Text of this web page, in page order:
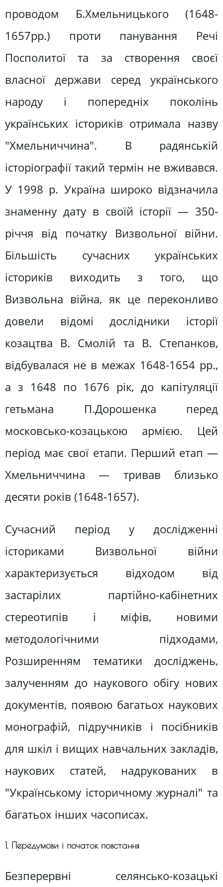
проводом Б.Хмельницького (1648-
1657pp.) проти панування Речі
Посполитої та за створення своєї
власної держави серед українського
народу і попередніх поколінь
українських істориків отримала назву
"Хмельниччина". В радянській
історіографії такий термін не вживався.
У 1998 р. Україна широко відзначила
знаменну дату в своїй історії — 350-
річчя від початку Визвольної війни.
Більшість сучасних українських
істориків виходить з того, що
Визвольна війна, як це переконливо
довели відомі дослідники історії
козацтва В. Смолій та В. Степанков,
відбувалася не в межах 1648-1654 pp.,
а з 1648 по 1676 рік, до капітуляції
гетьмана П.Дорошенка перед
московсько-козацькою армією. Цей
період має свої етапи. Перший етап —
Хмельниччина — тривав близько
десяти років (1648-1657).
Сучасний період у дослідженні
істориками Визвольної війни
характеризується відходом від
застарілих партійно-кабінетних
стереотипів і міфів, новими
методологічними підходами,
Розширенням тематики досліджень,
залученням до наукового обігу нових
документів, появою багатьох наукових
монографій, підручників і посібників
для шкіл і вищих навчальних закладів,
наукових статей, надрукованих в
"Українському історичному журналі" та
багатьох інших часописах.
1. Передумови і початок повстання
Безперервні селянсько-козацькі